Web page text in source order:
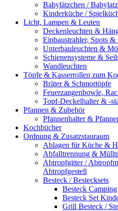
Babylätzchen /
Kinderküche /
Licht, Lampen & Leuten
Deckenleuchten &
Einbaustrahler, Spots &
Unterbauleuchten &
Schienensysteme &
Wandleuchten
Töpfe & Kasserrollen zum
Bräter & Schmortöpfe
Feuerzangenbowle,
Topf-Deckelhalter & -
Pfannen & Zubehör
Pfannenhalter &
Kochbücher
Ordnung & Zusatzstauraum
Ablagen für Küche &
Abfalltrennung &
Abtropfgitter /
Abtropfgestell
Besteck / Bestecksets
Besteck Camping
Besteck Set
Grill Besteck /